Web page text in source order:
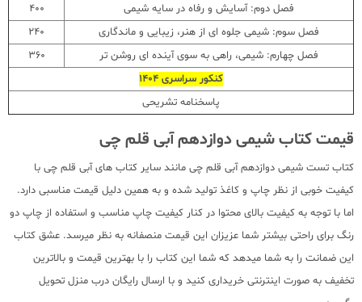
فصل دوم: آسایش و رفاه در سایه شیمی
400
فصل سوم: شیمی جلوه ای از هنر، زیبایی و ماندگاری
240
فصل چهارم: شیمی، راهی به سوی آینده ای روشن تر
360
کنکور سراسری 1404
پاسخنامه تشریحی
قیمت کتاب شیمی دوازدهم آبی قلم چی
کتاب تست شیمی دوازدهم آبی قلم چی مانند سایر کتاب های آبی قلم چی با
کیفیت خوبی از نظر چاپ و کاغذ تولید شده و به همین دلیل قیمت مناسبی دارد.
اما با توجه به کیفیت بالای محتوا در کنار کیفیت چاپ مناسب و استفاده از چاپ دو
رنگ برای راحتی بیشتر شما عزیزان این قیمت منصفانه به نظر میرسد. عشق کتاب
این ضمانت را به شما میدهد که شما این کتاب را با بهترین قیمت و بالاترین
تخفیف به صورت اینترنتی خریداری کنید و با ارسال رایگان درب منزل تحویل